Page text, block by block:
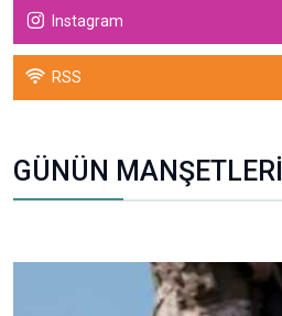
Instagram
RSS
GÜNÜN MANŞETLERİ